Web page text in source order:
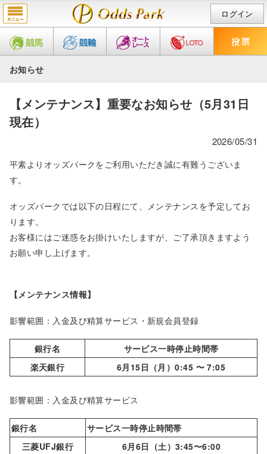
ログイン
お知らせ
【メンテナンス】重要なお知らせ（5月31日
現在）
2026/05/31
平素よりオッズパークをご利用いただき誠に有難うございま
す。
オッズパークでは以下の日程にて、メンテナンスを予定してお
ります。
お客様にはご迷惑をお掛けいたしますが、ご了承頂きますよう
お願い申し上げます。
【メンテナンス情報】
影響範囲：入金及び精算サービス・新規会員登録
銀行名
サービス一時停止時間帯
楽天銀行
6月15日（月）0:45 〜 7:05
影響範囲：入金及び精算サービス
銀行名
サービス一時停止時間帯
三菱UFJ銀行
6月6日（土）3:45〜6:00